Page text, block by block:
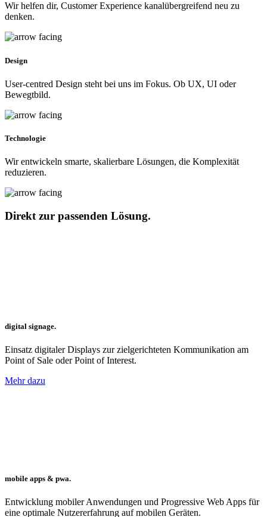
Wir helfen dir, Customer Experience kanalübergreifend neu zu
denken.
Design
User-centred Design steht bei uns im Fokus. Ob UX, UI oder
Bewegtbild.
Technologie
Wir entwickeln smarte, skalierbare Lösungen, die Komplexität
reduzieren.
Direkt zur passenden Lösung.
digital signage.
Einsatz digitaler Displays zur zielgerichteten Kommunikation am
Point of Sale oder Point of Interest.
Mehr dazu
mobile apps & pwa.
Entwicklung mobiler Anwendungen und Progressive Web Apps für
eine optimale Nutzererfahrung auf mobilen Geräten.